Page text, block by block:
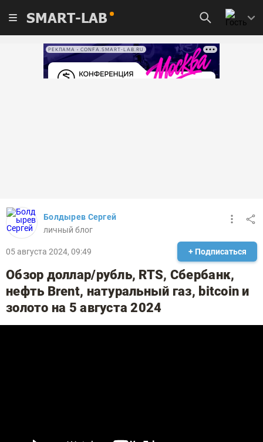
SMART-LAB
РЕКЛАМА • CONFA.SMART-LAB.RU
Болдырев Сергей
личный блог
05 августа 2024, 09:49 + Подписаться
Обзор доллар/рубль, RTS, Сбербанк,
нефть Brent, натуральный газ, bitcoin и
золото на 5 августа 2024